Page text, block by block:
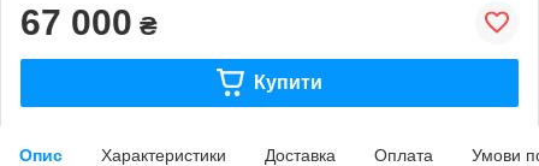
67 000 ₴
Купити
Опис Характеристики Доставка Оплата Умови